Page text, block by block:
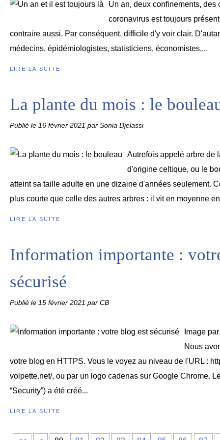
Un an, deux confinements, des
coronavirus est toujours
contraire aussi. Par conséquent, difficile d'y voir clair.
médecins, épidémiologistes, statisticiens, économistes,...
LIRE LA SUITE
La plante du mois : le
Publié le 16 février 2021 par Sonia Djelassi
Autrefois appelé arbre de
d'origine celtique, ou le
atteint sa taille adulte en une dizaine d'années seulement.
plus courte que celle des autres arbres : il vit en moyenne
LIRE LA SUITE
Information importante :
sécurisé
Publié le 15 février 2021 par CB
Image
Nous
votre blog en HTTPS. Vous le voyez au niveau de l'URL :
volpette.net/, ou par un logo cadenas sur Google Chrome.
“Security”) a été créé...
LIRE LA SUITE